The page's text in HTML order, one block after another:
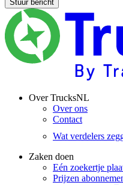
Stuur bericht
Over TrucksNL
Over ons
Contact
Wat verdelers
Zaken doen
Eén zoekertje
Prijzen